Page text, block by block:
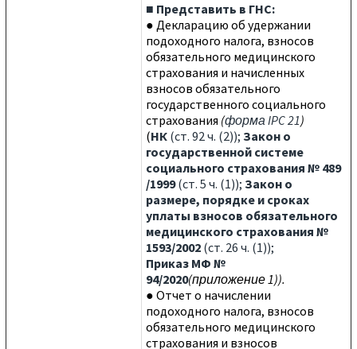
■ Представить в ГНС:
● Декларацию об удержании
подоходного налога, взносов
обязательного медицинского
страхования и начисленных
взносов обязательного
государственного социального
страхования (форма IPC 21)
(НК (ст. 92 ч. (2)); Закон о
государственной системе
социального страхования № 489
/1999(ст. 5 ч. (1)); Закон о
размере, порядке и сроках
уплаты взносов обязательного
медицинского страхования №
1593/2002 (ст. 26 ч. (1));
Приказ МФ №
94/2020(приложение 1)).
● Отчет о начислении
подоходного налога, взносов
обязательного медицинского
страхования и взносов